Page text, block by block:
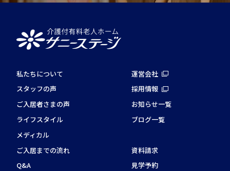
私たちについて
スタッフの声
ご入居者さまの声
ライフスタイル
メディカル
ご入居までの流れ
Q&A
運営会社
採用情報
お知らせ一覧
ブログ一覧
資料請求
見学予約